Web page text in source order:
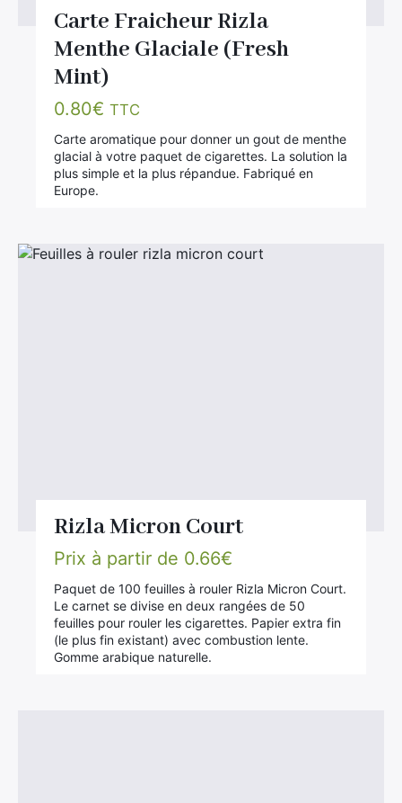
Carte Fraicheur Rizla
Menthe Glaciale (Fresh
Mint)
0.80€ TTC
Carte aromatique pour donner un gout de menthe
glacial à votre paquet de cigarettes. La solution la
plus simple et la plus répandue. Fabriqué en
Europe.
Rizla Micron Court
Prix à partir de 0.66€
Paquet de 100 feuilles à rouler Rizla Micron Court.
Le carnet se divise en deux rangées de 50
feuilles pour rouler les cigarettes. Papier extra fin
(le plus fin existant) avec combustion lente.
Gomme arabique naturelle.
Salé
Sucré